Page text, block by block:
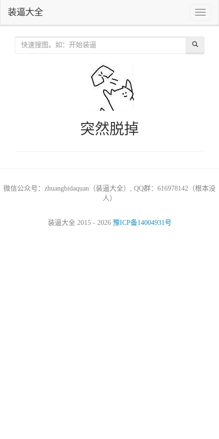
Toggle
装逼大全
突然脱掉
微信公众号：zhuangbidaquan（装逼大全）, QQ群：616978142（根本没
人）
装逼大全 2015 - 2026 豫ICP备14004931号